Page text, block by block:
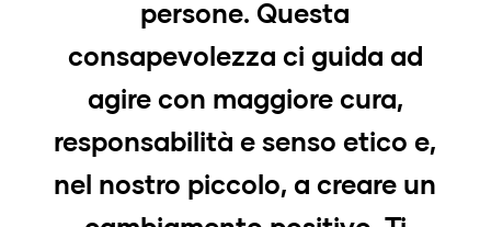
persone. Questa
consapevolezza ci guida ad
agire con maggiore cura,
responsabilità e senso etico e,
nel nostro piccolo, a creare un